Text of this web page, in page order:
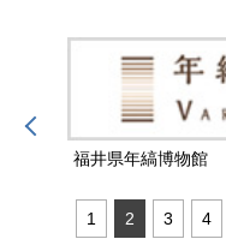
福井県年縞博物館
1 2 3 4